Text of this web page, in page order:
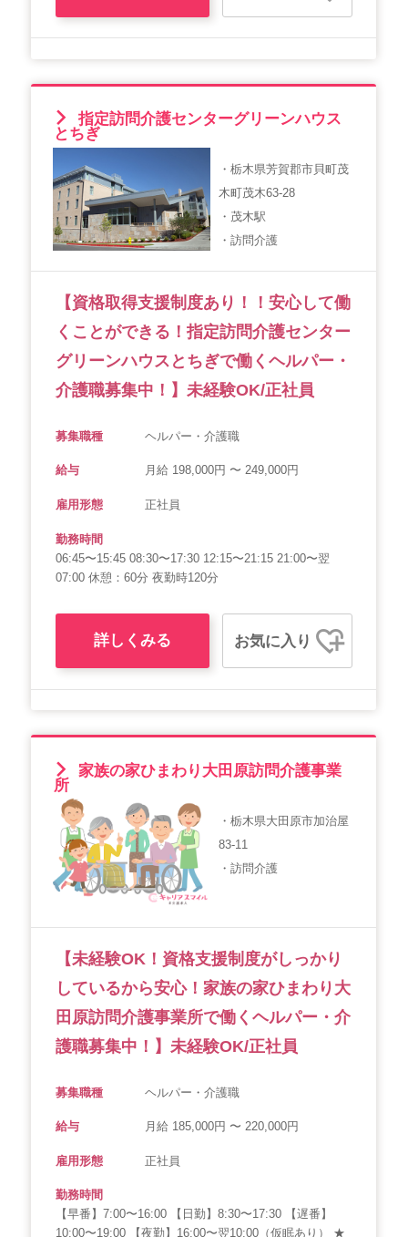
指定訪問介護センターグリーンハウス
とちぎ
・栃木県芳賀郡市貝町茂
木町茂木63-28
・茂木駅
・訪問介護
【資格取得支援制度あり！！安心して働
くことができる！指定訪問介護センター
グリーンハウスとちぎで働くヘルパー・
介護職募集中！】未経験OK/正社員
募集職種 ヘルパー・介護職
給与 月給 198,000円 〜 249,000円
雇用形態 正社員
勤務時間
06:45〜15:45 08:30〜17:30 12:15〜21:15 21:00〜翌
07:00 休憩：60分 夜勤時120分
詳しくみる お気に入り
家族の家ひまわり大田原訪問介護事業
所
・栃木県大田原市加治屋
83-11
・訪問介護
【未経験OK！資格支援制度がしっかり
しているから安心！家族の家ひまわり大
田原訪問介護事業所で働くヘルパー・介
護職募集中！】未経験OK/正社員
募集職種 ヘルパー・介護職
給与 月給 185,000円 〜 220,000円
雇用形態 正社員
勤務時間
【早番】7:00〜16:00 【日勤】8:30〜17:30 【遅番】
10:00〜19:00 【夜勤】16:00〜翌10:00（仮眠あり） ★